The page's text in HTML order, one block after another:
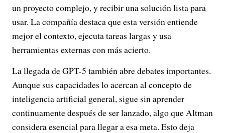
un proyecto complejo, y recibir una solución lista para
usar. La compañía destaca que esta versión entiende
mejor el contexto, ejecuta tareas largas y usa
herramientas externas con más acierto.
La llegada de GPT-5 también abre debates importantes.
Aunque sus capacidades lo acercan al concepto de
inteligencia artificial general, sigue sin aprender
continuamente después de ser lanzado, algo que Altman
considera esencial para llegar a esa meta. Esto deja